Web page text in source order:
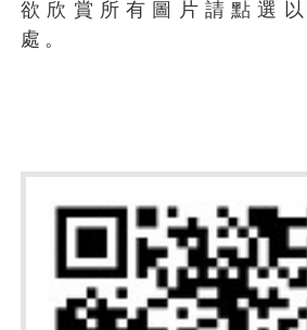
欲欣賞所有圖片請點選
處。